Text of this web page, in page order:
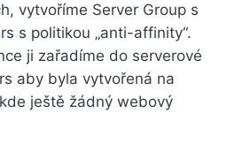
vytvoříme Server Group s
s politikou „anti-affinity“.
ji zařadíme do serverové
aby byla vytvořená na
ještě žádný webový